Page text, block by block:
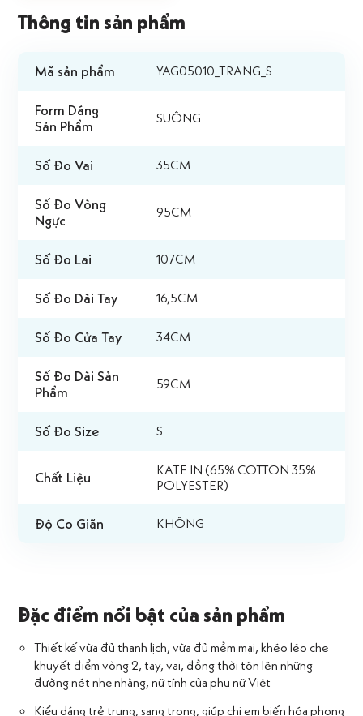
Thông tin sản phẩm
Mã sản phẩm YAG05010_TRANG_S
Form Dáng
Sản Phẩm
SUÔNG
Số Đo Vai 35CM
Số Đo Vòng
Ngực
95CM
Số Đo Lai 107CM
Số Đo Dài Tay 16,5CM
Số Đo Cửa Tay 34CM
Số Đo Dài Sản
Phẩm
59CM
Số Đo Size S
Chất Liệu
KATE IN (65% COTTON 35%
POLYESTER)
Độ Co Giãn KHÔNG
Đặc điểm nổi bật của sản phẩm
Thiết kế vừa đủ thanh lịch, vừa đủ mềm mại, khéo léo che
khuyết điểm vòng 2, tay, vai, đồng thời tôn lên những
đường nét nhẹ nhàng, nữ tính của phụ nữ Việt
Kiểu dáng trẻ trung, sang trọng, giúp chị em biến hóa phong